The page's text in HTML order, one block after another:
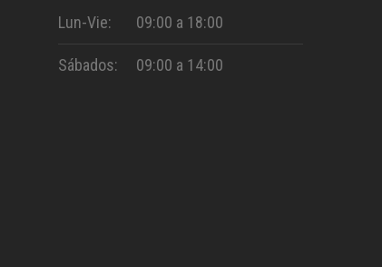
Lun-Vie: 09:00 a 18:00
Sábados: 09:00 a 14:00